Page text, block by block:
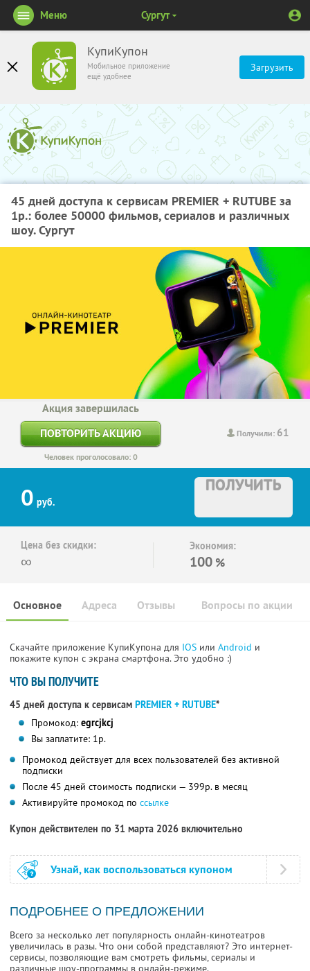
КупиКупон
Мобильное приложение
ещё удобнее
Загрузить
Меню Сургут
45 дней доступа к сервисам PREMIER + RUTUBE за
1р.: более 50000 фильмов, сериалов и различных
шоу. Сургут
Получили: 61
Акция завершилась
ПОВТОРИТЬ АКЦИЮ
Человек проголосовало: 0
0 руб.
ПОЛУЧИТЬ
Цена без скидки:
∞
Экономия:
100 %
Основное Отзывы Вопросы по акции
Адреса
Скачайте приложение КупиКупона для IOS или Android и
покажите купон с экрана смартфона. Это удобно :)
ЧТО ВЫ ПОЛУЧИТЕ
45 дней доступа к сервисам PREMIER + RUTUBE*
Промокод: egrcjkcj
Вы заплатите: 1р.
Промокод действует для всех пользователей без активной
подписки
После 45 дней стоимость подписки — 399р. в месяц
Активируйте промокод по ссылке
Купон действителен по 31 марта 2026 включительно
Узнай, как воспользоваться купоном
ПОДРОБНЕЕ О ПРЕДЛОЖЕНИИ
Всего за несколько лет популярность онлайн-кинотеатров
увеличилась в разы. Что они собой представляют? Это интернет-
сервисы, позволяющие вам смотреть фильмы, сериалы и
различные шоу-программы в онлайн-режиме.